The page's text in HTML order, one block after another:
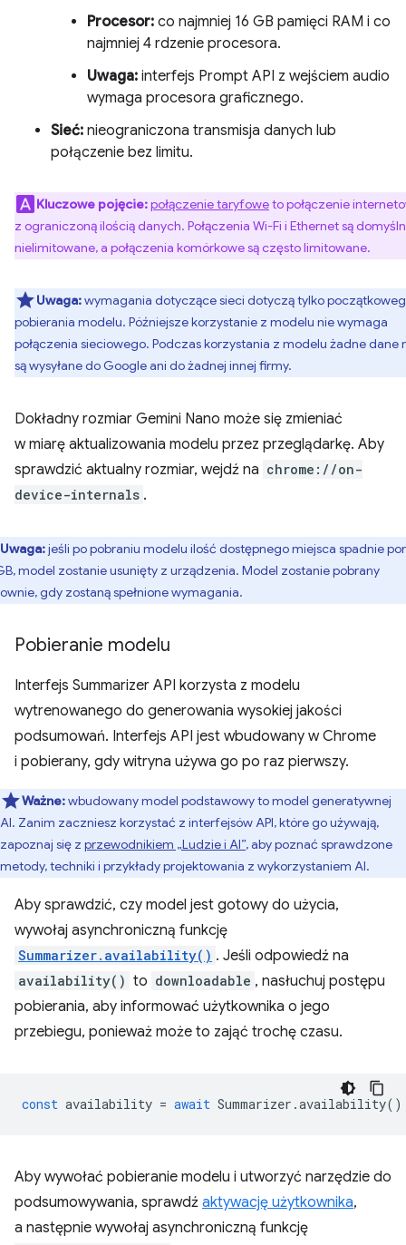
Procesor: co najmniej 16 GB pamięci RAM i co
najmniej 4 rdzenie procesora.
Uwaga: interfejs Prompt API z wejściem audio
wymaga procesora graficznego.
Sieć: nieograniczona transmisja danych lub
połączenie bez limitu.
Kluczowe pojęcie:połączenie taryfoweto połączenie
z ograniczoną ilością danych. Połączenia Wi-Fi i Ethernet są
nielimitowane, a połączenia komórkowe są często limitowane.
Uwaga:wymagania dotyczące sieci dotyczą tylko
pobierania modelu. Późniejsze korzystanie z modelu nie wymaga
połączenia sieciowego. Podczas korzystania z modelu żadne dane
są wysyłane do Google ani do żadnej innej firmy.
Dokładny rozmiar Gemini Nano może się zmieniać
w miarę aktualizowania modelu przez przeglądarkę. Aby
sprawdzić aktualny rozmiar, wejdź na chrome://on-
device-internals .
Uwaga:jeśli po pobraniu modelu ilość dostępnego miejsca spadnie
model zostanie usunięty z urządzenia. Model zostanie pobrany
gdy zostaną spełnione wymagania.
Pobieranie modelu
Interfejs Summarizer API korzysta z modelu
wytrenowanego do generowania wysokiej jakości
podsumowań. Interfejs API jest wbudowany w Chrome
i pobierany, gdy witryna używa go po raz pierwszy.
Ważne:wbudowany model podstawowy to model generatywnej
AI. Zanim zaczniesz korzystać z interfejsów API, które go używają,
zapoznaj się z przewodnikiem „Ludzie i AI”, aby poznać sprawdzone
metody, techniki i przykłady projektowania z wykorzystaniem AI.
Aby sprawdzić, czy model jest gotowy do użycia,
wywołaj asynchroniczną funkcję
Summarizer.availability() . Jeśli odpowiedź na
availability() to downloadable , nasłuchuj postępu
pobierania, aby informować użytkownika o jego
przebiegu, ponieważ może to zająć trochę czasu.
const availability = await Summarizer .availability
Aby wywołać pobieranie modelu i utworzyć narzędzie do
podsumowywania, sprawdź aktywację użytkownika,
a następnie wywołaj asynchroniczną funkcję